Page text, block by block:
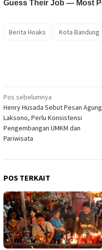
Berita Hoaks Kota Bandung
Navigasi
pos
Pos sebelumnya
Henry Husada Sebut Pesan Agung
Laksono, Perlu Konsistensi
Pengembangan UMKM dan
Pariwisata
POS TERKAIT